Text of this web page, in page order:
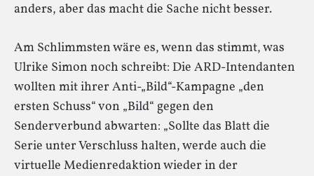
anders, aber das macht die Sache nicht besser.
Am Schlimmsten wäre es, wenn das stimmt, was
Ulrike Simon noch schreibt: Die ARD-Intendanten
wollten mit ihrer Anti-„Bild“-Kampagne „den
ersten Schuss“ von „Bild“ gegen den
Senderverbund abwarten: „Sollte das Blatt die
Serie unter Verschluss halten, werde auch die
virtuelle Medienredaktion wieder in der